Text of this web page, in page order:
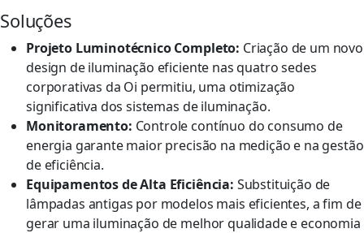
Soluções
Projeto Luminotécnico Completo: Criação de um novo
design de iluminação eficiente nas quatro sedes
corporativas da Oi permitiu, uma otimização
significativa dos sistemas de iluminação.
Monitoramento: Controle contínuo do consumo de
energia garante maior precisão na medição e na gestão
de eficiência.
Equipamentos de Alta Eficiência: Substituição de
lâmpadas antigas por modelos mais eficientes, a fim de
gerar uma iluminação de melhor qualidade e economia